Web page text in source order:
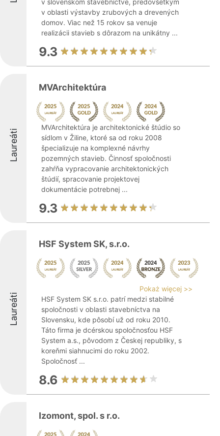
v slovenskom stavebníctve, predovšetkým
v oblasti výstavby zrubových a drevených
domov. Viac než 15 rokov sa venuje
realizácii stavieb s dôrazom na unikátny ...
9.3
Laureáti
MVArchitektúra
MVArchitektúra je architektonické štúdio so
sídlom v Žiline, ktoré sa od roku 2008
špecializuje na komplexné návrhy
pozemných stavieb. Činnosť spoločnosti
zahŕňa vypracovanie architektonických
štúdií, spracovanie projektovej
dokumentácie potrebnej ...
9.3
Laureáti
HSF System SK, s.r.o.
Pokaż więcej >>
HSF System SK s.r.o. patrí medzi stabilné
spoločnosti v oblasti stavebníctva na
Slovensku, kde pôsobí už od roku 2010.
Táto firma je dcérskou spoločnosťou HSF
System a.s., pôvodom z Českej republiky, s
koreňmi siahnucimi do roku 2002.
Spoločnosť ...
8.6
Izomont, spol. s r.o.